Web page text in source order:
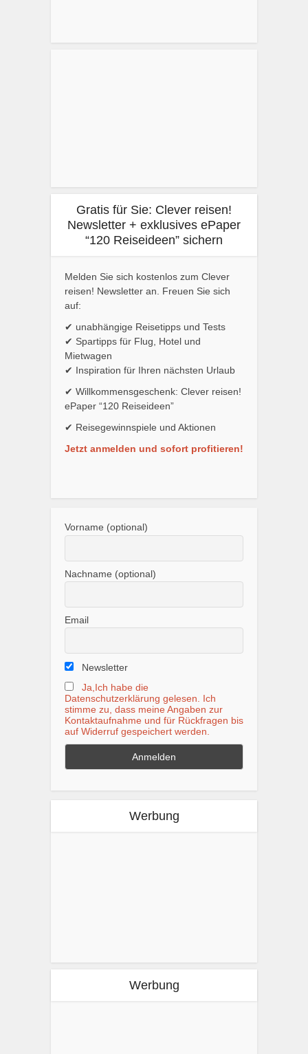
Gratis für Sie: Clever reisen!
Newsletter + exklusives ePaper
“120 Reiseideen” sichern
Melden Sie sich kostenlos zum Clever
reisen! Newsletter an. Freuen Sie sich
auf:
✔ unabhängige Reisetipps und Tests
✔ Spartipps für Flug, Hotel und
Mietwagen
✔ Inspiration für Ihren nächsten Urlaub
✔ Willkommensgeschenk: Clever reisen!
ePaper “120 Reiseideen”
✔ Reisegewinnspiele und Aktionen
Jetzt anmelden und sofort profitieren!
Vorname (optional)
Nachname (optional)
Email
Newsletter
Ja,Ich habe die
Datenschutzerklärung gelesen. Ich
stimme zu, dass meine Angaben zur
Kontaktaufnahme und für Rückfragen bis
auf Widerruf gespeichert werden.
Werbung
Werbung